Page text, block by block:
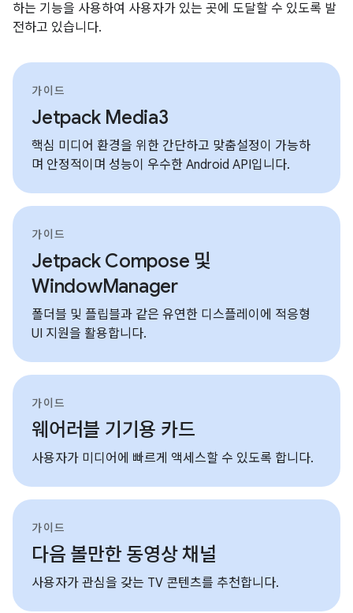
하는 기능을 사용하여 사용자가 있는 곳에 도달할 수 있도록 발
전하고 있습니다.
가이드
Jetpack Media3
핵심 미디어 환경을 위한 간단하고 맞춤설정이 가능하
며 안정적이며 성능이 우수한 Android API입니다.
가이드
Jetpack Compose 및
WindowManager
폴더블 및 플립블과 같은 유연한 디스플레이에 적응형
UI 지원을 활용합니다.
가이드
웨어러블 기기용 카드
사용자가 미디어에 빠르게 액세스할 수 있도록 합니다.
가이드
다음 볼만한 동영상 채널
사용자가 관심을 갖는 TV 콘텐츠를 추천합니다.